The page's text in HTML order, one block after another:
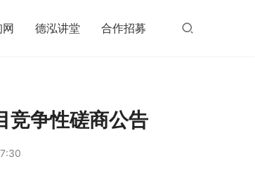
德泓讲堂 合作招募
竞争性磋商公告